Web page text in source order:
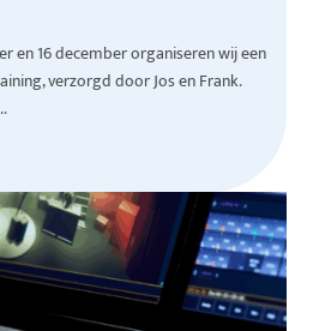
en 16 december organiseren wij een
verzorgd door Jos en Frank.